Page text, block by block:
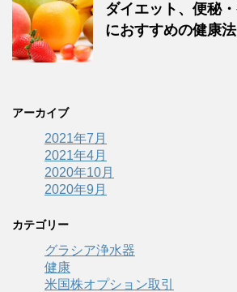
ダイエット、便秘
におすすめの健康法
アーカイブ
2021年7月
2021年4月
2020年10月
2020年9月
カテゴリー
グラシア浄水器
健康
米国株オプション取引